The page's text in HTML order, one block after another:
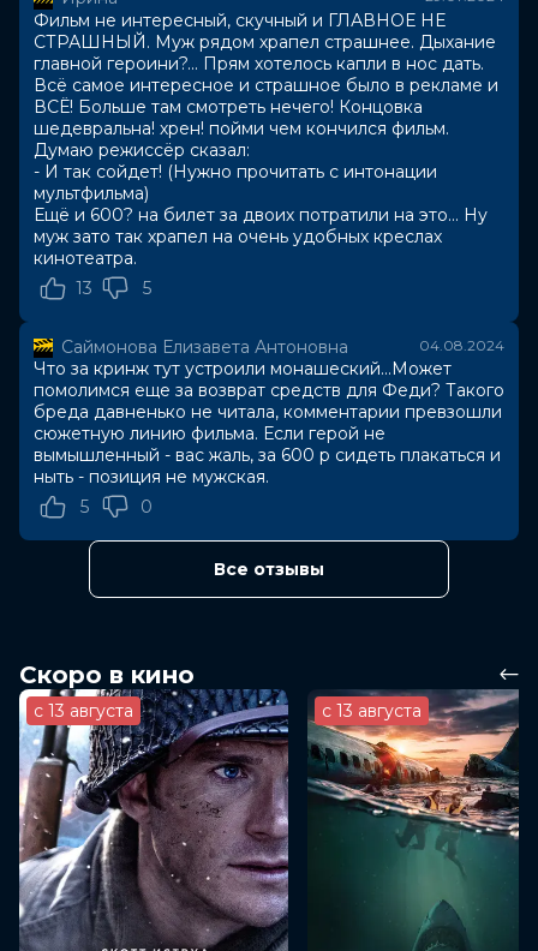
Оценка 5.9/ 10 (229 947 голосов)
6.5/ 10 (221 000 голосов)
Год
2024
Страна
Канада, США
Слоган
—
Режиссер
Осгуд Перкинс
Актеры
Майка Монро, Николас Кейдж, Блэр
Андервуд, Алисия Уитт, Мишель
Чхве-Ли, Дакота Долби, Lauren Acala,
Кирнан Шипка, Maila Hosie, Джейсон
Продюсеры
Жанр
триллер
Длительность
1 ч 41 мин
В прокате
с 25 июля до 21 августа
Меморандум
до 31 июля
Фильм не интересный, скучный и ГЛАВНОЕ НЕ
СТРАШНЫЙ. Муж рядом храпел страшнее. Дыхание
главной героини?... Прям хотелось капли в нос дать.
Всё самое интересное и страшное было в рекламе и
ВСЁ! Больше там смотреть нечего! Концовка
шедевральна! хрен! пойми чем кончился фильм.
Думаю режиссёр сказал:
- И так сойдет! (Нужно прочитать с интонации
мультфильма)
Ещё и 600? на билет за двоих потратили на это... Ну
муж зато так храпел на очень удобных креслах
кинотеатра.
13
5
Саймонова Елизавета Антоновна 04.08.2024
Что за кринж тут устроили монашеский...Может
помолимся еще за возврат средств для Феди? Такого
бреда давненько не читала, комментарии превзошли
сюжетную линию фильма. Если герой не
вымышленный - вас жаль, за 600 р сидеть плакаться и
ныть - позиция не мужская.
5
0
Все отзывы
Скоро в кино
с 13 августа с 13 августа